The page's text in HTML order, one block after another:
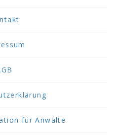
für Anwälte